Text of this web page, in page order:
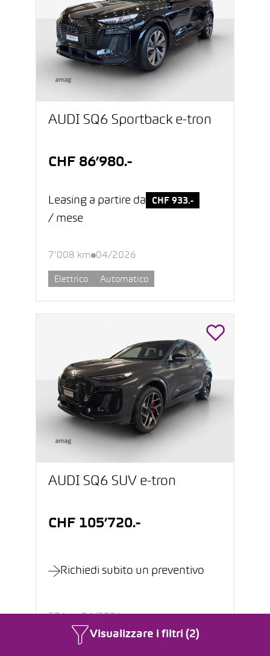
Visualizzare i filtri (2)
AUDI SQ6 Sportback e-tron
CHF 86’980.-
Leasing a partire da CHF 933.-
/ mese
7’008 km 04/2026
Elettrico Automatico
AUDI SQ6 SUV e-tron
CHF 105’720.-
Richiedi subito un preventivo
Elettrico